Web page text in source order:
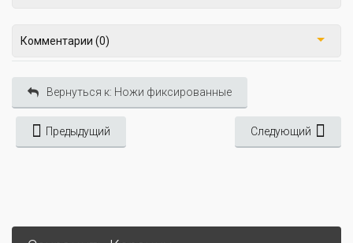
Комментарии (0)
Вернуться к: Ножи фиксированные
Предыдущий Следующий